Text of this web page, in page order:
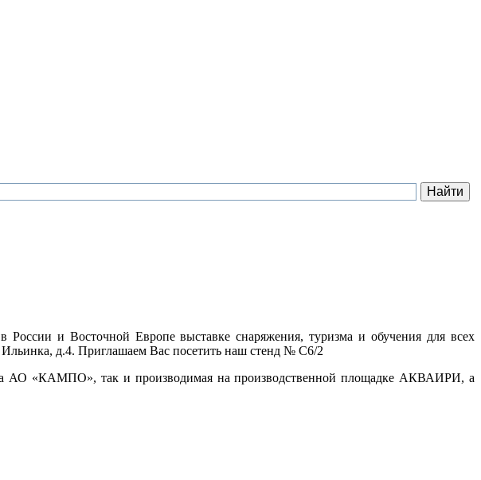
и Восточной Европе выставке снаряжения, туризма и обучения для всех
д.4. Приглашаем Вас посетить наш стенд № С6/2
АО «КАМПО», так и производимая на производственной площадке АКВАИРИ, а